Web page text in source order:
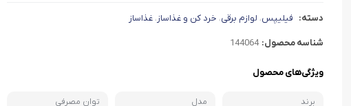
تابه تک دسته دسته: فیلیپس، لوازم برقی، خرد کن و غذاساز،غذاساز
شناسه محصول: 144064
ویژگی‌های محصول
برند مدل توان مصرفی